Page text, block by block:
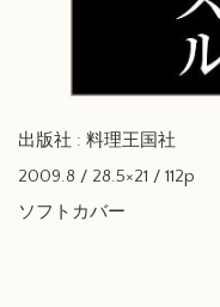
出版社 : 料理王国社
2009.8 / 28.5×21 / 112p
ソフトカバー